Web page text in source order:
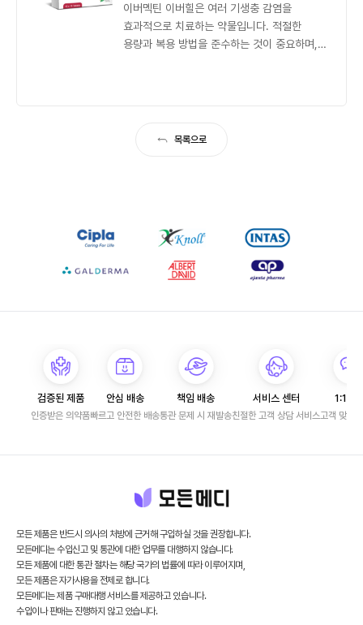
이버멕틴 이버힐은 여러 기생충 감염을
효과적으로 치료하는 약물입니다. 적절한
용량과 복용 방법을 준수하는 것이 중요하며,
목록으로
검증된 제품
인증받은 의약품
안심 배송
빠르고 안전한 배송
책임 배송
통관 문제 시 재발송
서비스 센터
친절한 고객 상담 서비스
1:1 문
고객 맞춤
모든 제품은 반드시 의사의 처방에 근거해 구입하실 것을 권장합니다.
모든메디는 수입신고 및 통관에 대한 업무를 대행하지 않습니다.
모든 제품에 대한 통관 절차는 해당 국가의 법률에 따라 이루어지며,
모든 제품은 자가사용을 전제로 합니다.
모든메디는 제품 구매대행 서비스를 제공하고 있습니다.
수입이나 판매는 진행하지 않고 있습니다.